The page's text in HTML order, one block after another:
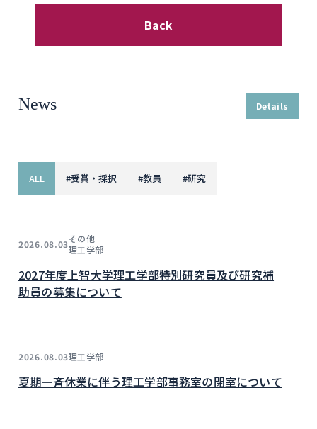
Back
News Details
ALL #受賞・採択 #教員 #研究
2026.08.03その他
理工学部
2027年度上智大学理工学部特別研究員及び研究補
助員の募集について
2026.08.03理工学部
夏期一斉休業に伴う理工学部事務室の閉室について